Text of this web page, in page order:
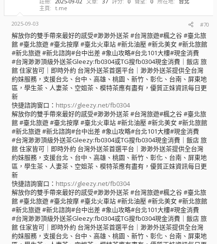
主頁
t.me
2025-09-03 #70
解放你的雙手帶來最好的感受#渺渺外送茶 #台灣旅遊#楓之谷 #臺北旅
館 #臺北旅遊 #臺北按摩 #臺北火車站 #新北油壓 #新北美女 #新北旅館
#新北旅遊 #新北諮詢#台中出差 #象山攻略#台北101大樓#現金消費
#台灣渺渺頂級外送茶Gleezy:fb0304或TG搜fb0304現金消費｜飯店 旅
館 住家皆可｜即時外約 台灣外送茶首選平台｜渺渺外送茶提供全台灣
約妹服務，支援台北、台中、高雄、桃園、新竹、彰化、台南、屏東地
區，學生茶、人妻茶、空姐茶、模特茶應有盡有，優質正妹資訊每日更
新
快捷諮詢窗口： https://gleezy.net/fb0304
解放你的雙手帶來最好的感受#渺渺外送茶 #台灣旅遊#楓之谷 #臺北旅
館 #臺北旅遊 #臺北按摩 #臺北火車站 #新北油壓 #新北美女 #新北旅館
#新北旅遊 #新北諮詢#台中出差 #象山攻略#台北101大樓#現金消費
#台灣渺渺頂級外送茶Gleezy:fb0304或TG搜fb0304現金消費｜飯店 旅
館 住家皆可｜即時外約 台灣外送茶首選平台｜渺渺外送茶提供全台灣
約妹服務，支援台北、台中、高雄、桃園、新竹、彰化、台南、屏東地
區，學生茶、人妻茶、空姐茶、模特茶應有盡有，優質正妹資訊每日更
新
快捷諮詢窗口： https://gleezy.net/fb0304
解放你的雙手帶來最好的感受#渺渺外送茶 #台灣旅遊#楓之谷 #臺北旅
館 #臺北旅遊 #臺北按摩 #臺北火車站 #新北油壓 #新北美女 #新北旅館
#新北旅遊 #新北諮詢#台中出差 #象山攻略#台北101大樓#現金消費
#台灣渺渺頂級外送茶Gleezy:fb0304或TG搜fb0304現金消費｜飯店 旅
館 住家皆可｜即時外約 台灣外送茶首選平台｜渺渺外送茶提供全台灣
約妹服務，支援台北、台中、高雄、桃園、新竹、彰化、台南、屏東地